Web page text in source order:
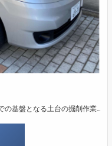
＜仕事内容＞ ・現場までの送迎 ・建設現場での基盤となる土台の掘削作業から運搬・搬入などの手元の作業 ・コンクリートの打ち込み ・建設現場・作業所の片づけ・清掃 など